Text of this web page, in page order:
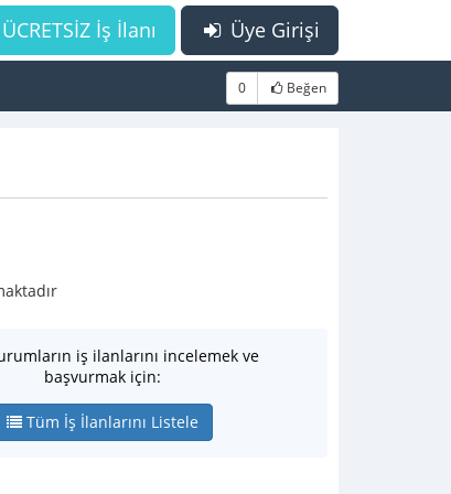
Üye Girişi
İş İlanı
0 Beğen
iş ilanlarını incelemek ve
başvurmak için:
Tüm İş İlanlarını Listele